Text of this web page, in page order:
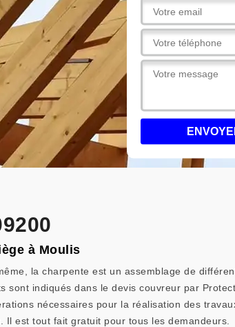
à Moulis
la charpente est un assemblage de
sont indiqués dans le devis couvreur par
nécessaires pour la réalisation des
est tout fait gratuit pour tous les demandeurs.